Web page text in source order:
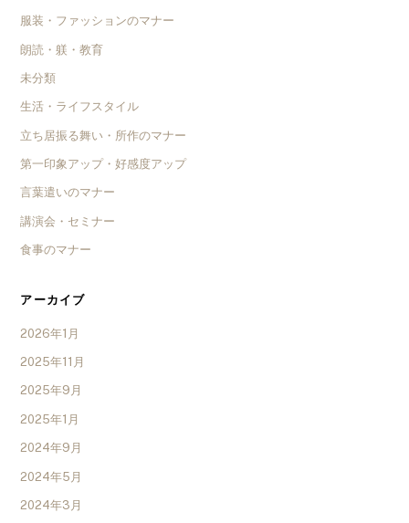
服装・ファッションのマナー
朗読・躾・教育
未分類
生活・ライフスタイル
立ち居振る舞い・所作のマナー
第一印象アップ・好感度アップ
言葉遣いのマナー
講演会・セミナー
食事のマナー
アーカイブ
2026年1月
2025年11月
2025年9月
2025年1月
2024年9月
2024年5月
2024年3月